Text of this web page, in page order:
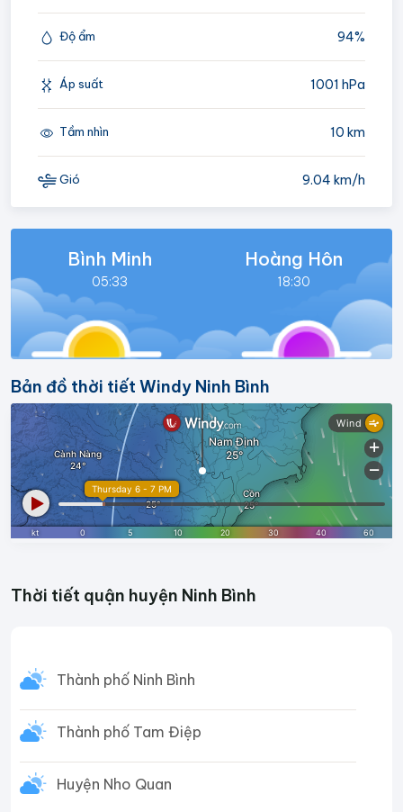
Độ ẩm 94%
Áp suất 1001 hPa
Tầm nhìn 10 km
Gió 9.04 km/h
Bình Minh
05:33
Hoàng Hôn
18:30
Bản đồ thời tiết Windy Ninh Bình
Thời tiết quận huyện Ninh Bình
Thành phố Ninh Bình
Thành phố Tam Điệp
Huyện Nho Quan